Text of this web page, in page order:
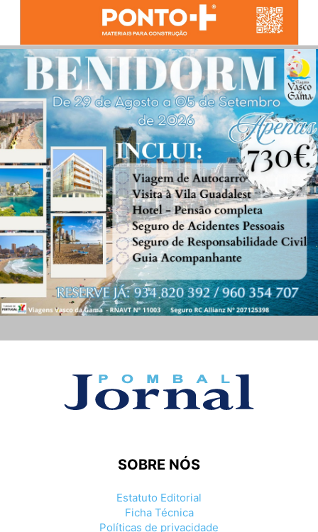
SOBRE NÓS
Estatuto Editorial
Ficha Técnica
Políticas de privacidade